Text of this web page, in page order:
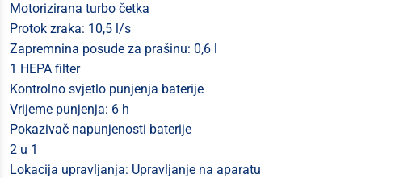
Motorizirana turbo četka
Protok zraka: 10,5 l/s
Zapremnina posude za prašinu: 0,6 l
1 HEPA filter
Kontrolno svjetlo punjenja baterije
Vrijeme punjenja: 6 h
Pokazivač napunjenosti baterije
2 u 1
Lokacija upravljanja: Upravljanje na aparatu